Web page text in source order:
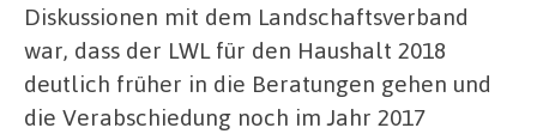
Diskussionen mit dem Landschaftsverband
war, dass der LWL für den Haushalt 2018
deutlich früher in die Beratungen gehen und
die Verabschiedung noch im Jahr 2017